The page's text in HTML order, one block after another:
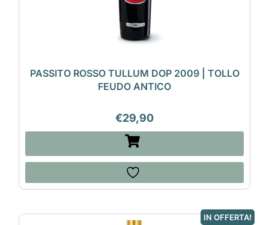
PASSITO ROSSO TULLUM DOP 2009 | TOLLO
FEUDO ANTICO
€29,90
IN OFFERTA!